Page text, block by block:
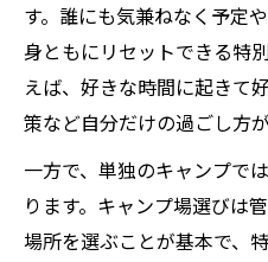
す。誰にも気兼ねなく予定
身ともにリセットできる特
えば、好きな時間に起きて
策など自分だけの過ごし方が
一方で、単独のキャンプで
ります。キャンプ場選びは
場所を選ぶことが基本で、